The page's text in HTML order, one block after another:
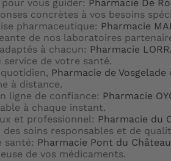
vous guider: Pharmacie De
concrètes à vos besoins
pharmaceutique: Pharmacie
de nos laboratoires
à chacun: Pharmacie
de votre santé.
Pharmacie de Vosgelade
à distance.
ligne de confiance: Pharmacie
à chaque instant.
et professionnel: Pharmacie du
des soins responsables et de
santé: Pharmacie Pont du Château
de vos médicaments.